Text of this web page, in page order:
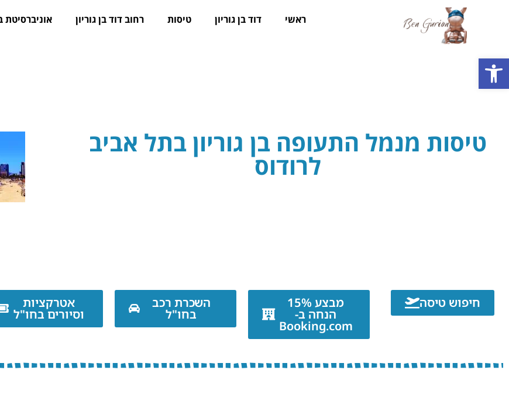
ראשי דוד בן גוריון טיסות רחוב דוד בן גוריון אוניברסיטת
טיסות מנמל התעופה בן גוריון בתל אביב
לרודוס
חיפוש טיסה מבצע 15%
הנחה ב-
Booking.com
השכרת רכב
בחו"ל
אטרקציות
וסיורים בחו"ל
פתח סרגל נגישות